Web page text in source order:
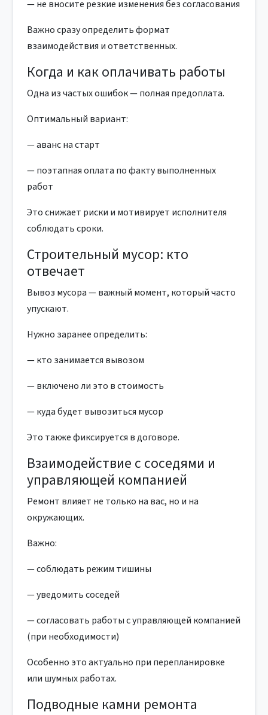
— не вносите резкие изменения без согласования
Важно сразу определить формат
взаимодействия и ответственных.
Когда и как оплачивать работы
Одна из частых ошибок — полная предоплата.
Оптимальный вариант:
— аванс на старт
— поэтапная оплата по факту выполненных
работ
Это снижает риски и мотивирует исполнителя
соблюдать сроки.
Строительный мусор: кто
отвечает
Вывоз мусора — важный момент, который часто
упускают.
Нужно заранее определить:
— кто занимается вывозом
— включено ли это в стоимость
— куда будет вывозиться мусор
Это также фиксируется в договоре.
Взаимодействие с соседями и
управляющей компанией
Ремонт влияет не только на вас, но и на
окружающих.
Важно:
— соблюдать режим тишины
— уведомить соседей
— согласовать работы с управляющей компанией
(при необходимости)
Особенно это актуально при перепланировке
или шумных работах.
Подводные камни ремонта